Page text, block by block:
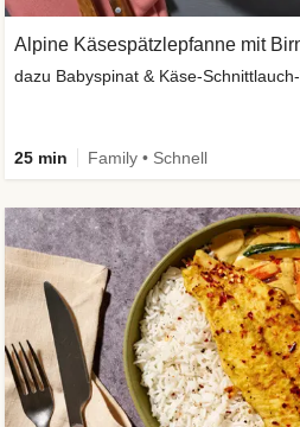
Alpine Käsespätzlepfanne mit
dazu Babyspinat & Käse-
25 min Family • Schnell